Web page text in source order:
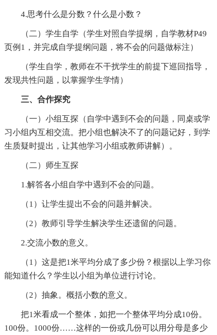
4.思考什么是分数？什么是小数？
（二）学生自学（学生对照自学提纲，自学教材P49
页例1，并完成自学提纲问题，将不会的问题做标注）
（学生自学，教师在不干扰学生的前提下巡回指导，
发现共性问题，以掌握学生学情）
三、合作探究
（一）小组互探（自学中遇到不会的问题，同桌或学
习小组内互相交流。把小组也解决不了的问题记好，到学
生质疑时提出，让其他学习小组或教师讲解）。
（二）师生互探
1.解答各小组自学中遇到不会的问题。
（1）让学生提出不会的问题并解决。
（2）教师引导学生解决学生还遗留的问题。
2.交流小数的意义。
（1）这是把1米平均分成了多少份？根据以上学习你
能知道什么？学生以小组为单位进行讨论。
（2）抽象。概括小数的意义。
把1米看成一个整体，如把一个整体平均分成10份。
100份。1000份……这样的一份或几份可以用分母是多少